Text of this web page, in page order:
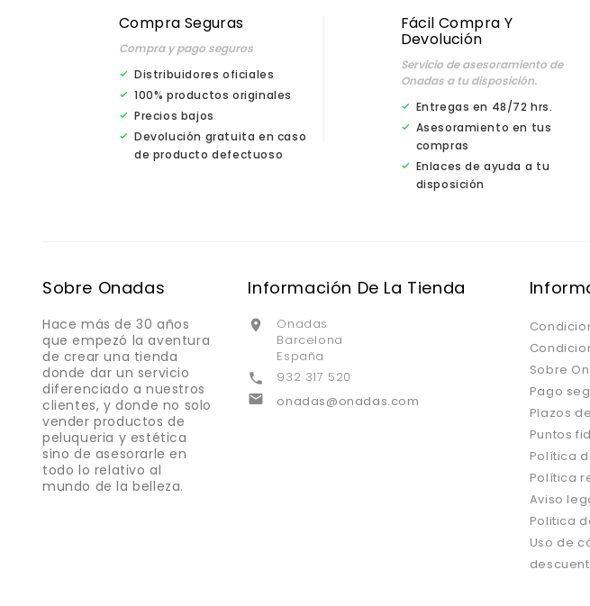
Compra Seguras
Compra y pago seguros
Distribuidores oficiales
100% productos originales
Precios bajos
Devolución gratuita en caso
de producto defectuoso
Fácil Compra Y
Devolución
Servicio de asesoramiento de
Onadas a tu disposición.
Entregas en 48/72 hrs.
Asesoramiento en tus
compras
Enlaces de ayuda a tu
disposición
Sobre Onadas
Hace más de 30 años
que empezó la aventura
de crear una tienda
donde dar un servicio
diferenciado a nuestros
clientes, y donde no solo
vender productos de
peluqueria y estética
sino de asesorarle en
todo lo relativo al
mundo de la belleza.
Información De La Tienda

Onadas
Barcelona
España
 932 317 520
 onadas@onadas.com
Sobre
Pago
Plazos
Puntos
Política
Política
Aviso
Politica
Uso de